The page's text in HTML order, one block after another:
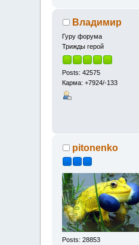
Владимир
Гуру форума
Трижды герой
Posts: 42575
Карма: +7924/-133
pitonenko
Posts: 28853